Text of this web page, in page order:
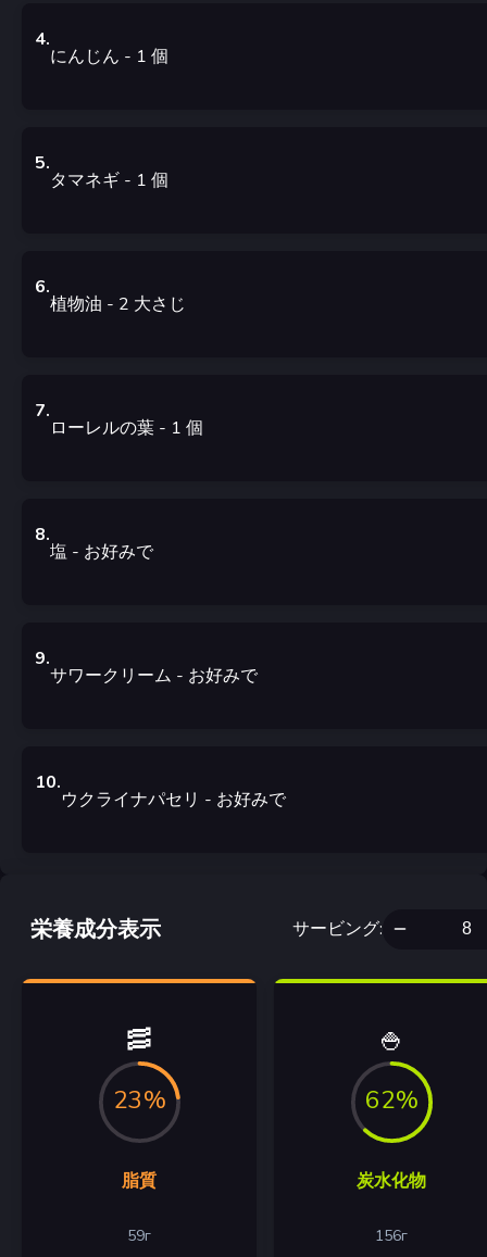
4.
にんじん - 1 個
5.
タマネギ - 1 個
6.
植物油 - 2 大さじ
7.
ローレルの葉 - 1 個
8.
塩 - お好みで
9.
サワークリーム - お好みで
10.
ウクライナパセリ - お好みで
栄養成分表示 サービング:
🥓
23%
脂質
59г
🍚
62%
炭水化物
156г